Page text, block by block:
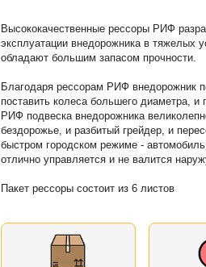
Высококачественные рессоры РИФ
эксплуатации внедорожника в тяжелых
обладают большим запасом прочности.
Благодаря рессорам РИФ внедорожник
поставить колеса большего диаметра,
РИФ подвеска внедорожника
бездорожье, и разбитый грейдер, и
быстром городском режиме -
отлично управляется и не валится
Пакет рессоры состоит из 6 листов